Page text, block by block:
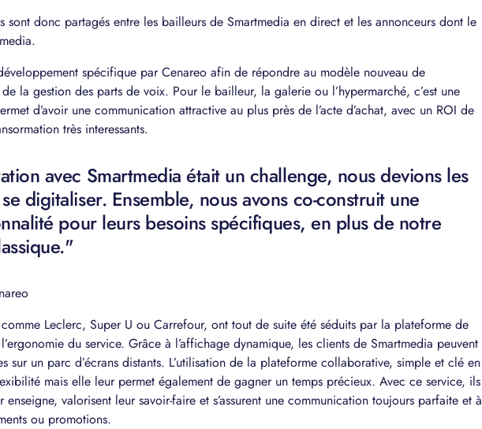
sont donc partagés entre les bailleurs de Smartmedia en direct et les annonceurs dont le
spécifique par Cenareo afin de répondre au modèle nouveau de
la gestion des parts de voix. Pour le bailleur, la galerie ou l’hypermarché, c’est une
d’avoir une communication attractive au plus près de l’acte d’achat, avec un ROI de
très interessants.
avec Smartmedia était un challenge, nous devions les
digitaliser. Ensemble, nous avons co-construit une
pour leurs besoins spécifiques, en plus de notre
Leclerc, Super U ou Carrefour, ont tout de suite été séduits par la plateforme de
du service. Grâce à l’affichage dynamique, les clients de Smartmedia peuvent
sur un parc d’écrans distants. L’utilisation de la plateforme collaborative, simple et clé en
mais elle leur permet également de gagner un temps précieux. Avec ce service, ils
enseigne, valorisent leur savoir-faire et s’assurent une communication toujours parfaite et à
ou promotions.